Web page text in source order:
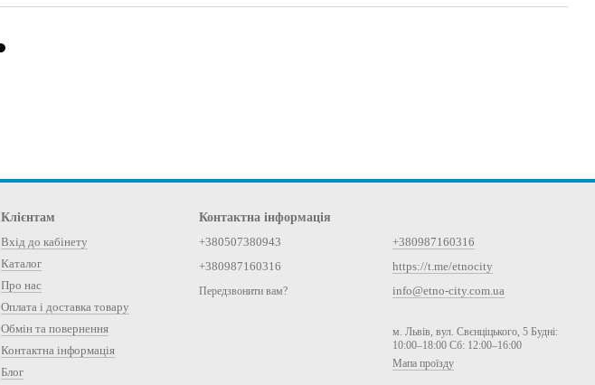
Клієнтам
Вхід до кабінету
Каталог
Про нас
Оплата і доставка товару
Обмін та повернення
Контактна інформація
Блог
Контактна інформація
+380507380943
+380987160316
Передзвонити вам?
+380987160316
https://t.me/etnocity
info@etno-city.com.ua
м. Львів, вул. Свєнціцького, 5 Будні:
10:00–18:00 Сб: 12:00–16:00
Мапа проїзду